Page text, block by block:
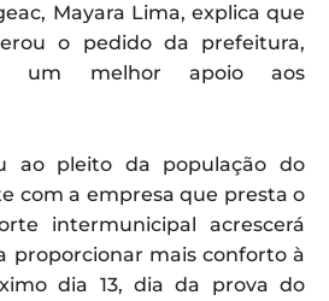
Mayara Lima, explica que
o pedido da prefeitura,
um melhor apoio aos
ao pleito da população do
com a empresa que presta o
intermunicipal acrescerá
proporcionar mais conforto à
dia 13, dia da prova do